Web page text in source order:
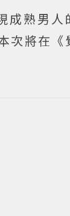
成熟男
次將在